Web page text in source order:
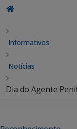
Informativos
Notícias
Dia do Agente